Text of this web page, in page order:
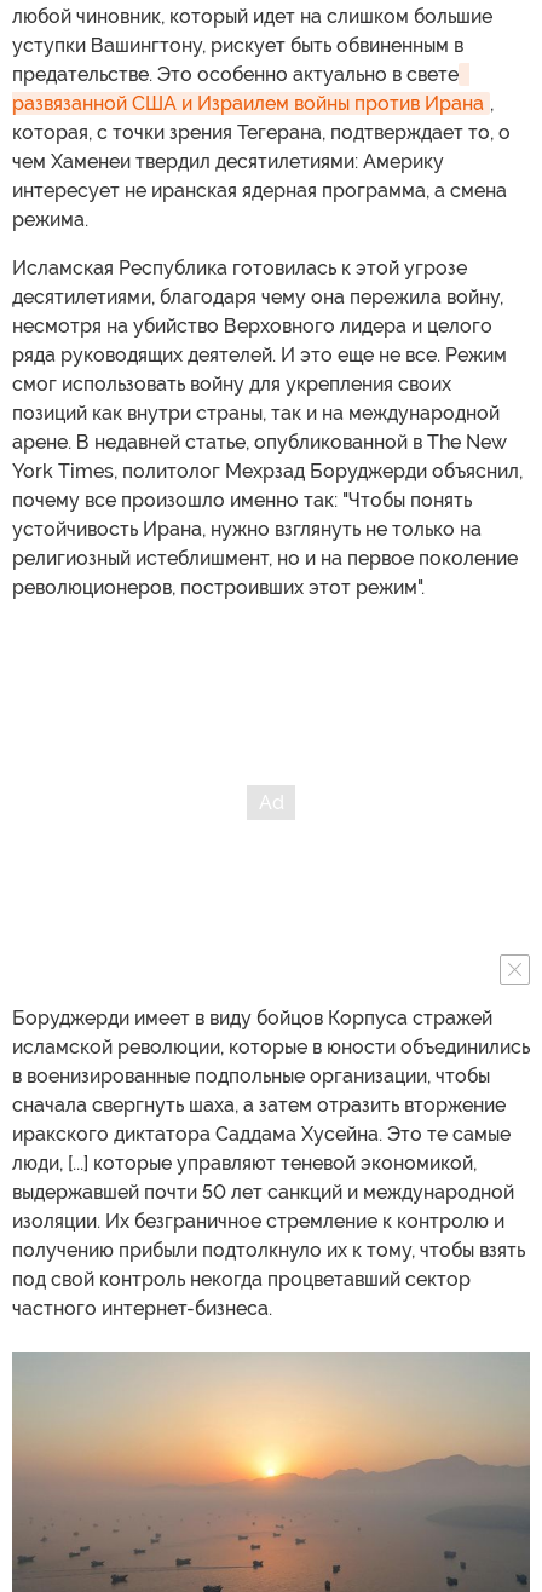
любой чиновник, который идет на слишком большие
уступки Вашингтону, рискует быть обвиненным в
предательстве. Это особенно актуально в свете
развязанной США и Израилем войны против Ирана ,
которая, с точки зрения Тегерана, подтверждает то, о
чем Хаменеи твердил десятилетиями: Америку
интересует не иранская ядерная программа, а смена
режима.
Исламская Республика готовилась к этой угрозе
десятилетиями, благодаря чему она пережила войну,
несмотря на убийство Верховного лидера и целого
ряда руководящих деятелей. И это еще не все. Режим
смог использовать войну для укрепления своих
позиций как внутри страны, так и на международной
арене. В недавней статье, опубликованной в The New
York Times, политолог Мехрзад Боруджерди объяснил,
почему все произошло именно так: "Чтобы понять
устойчивость Ирана, нужно взглянуть не только на
религиозный истеблишмент, но и на первое поколение
революционеров, построивших этот режим".
Боруджерди имеет в виду бойцов Корпуса стражей
исламской революции, которые в юности объединились
в военизированные подпольные организации, чтобы
сначала свергнуть шаха, а затем отразить вторжение
иракского диктатора Саддама Хусейна. Это те самые
люди, [...] которые управляют теневой экономикой,
выдержавшей почти 50 лет санкций и международной
изоляции. Их безграничное стремление к контролю и
получению прибыли подтолкнуло их к тому, чтобы взять
под свой контроль некогда процветавший сектор
частного интернет-бизнеса.